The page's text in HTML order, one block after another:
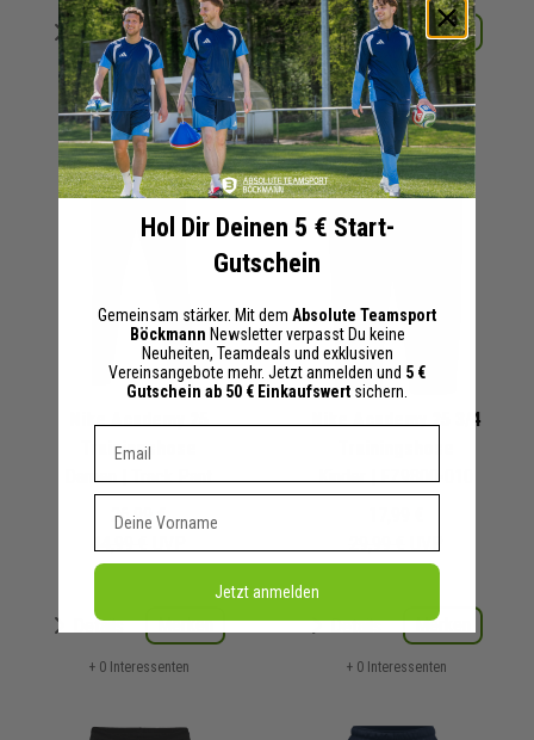
Details Merken
+ 1 Interessenten
Details Merken
+ 0 Interessenten
Nike Academy 25
Trainingshose
Damen | Track Pant
26,99 €
Details Merken
+ 0 Interessenten
Nike Academy 25 3/4
Kinder| FZ9800-010
Details Merken
+ 0 Interessenten
Hol Dir Deinen 5 € Start-
Gutschein
Gemeinsam stärker. Mit dem Absolute Teamsport
Böckmann Newsletter verpasst Du keine
Neuheiten, Teamdeals und exklusiven
Vereinsangebote mehr. Jetzt anmelden und 5 €
Gutschein ab 50 € Einkaufswert sichern.
Dein E-mail Adresse
Vorname
Jetzt anmelden